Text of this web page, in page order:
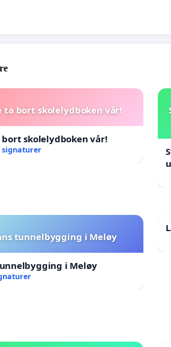
ta bort skolelydboken vår!
skolelydboken vår!
signaturer
tunnelbygging i Meløy
i Meløy